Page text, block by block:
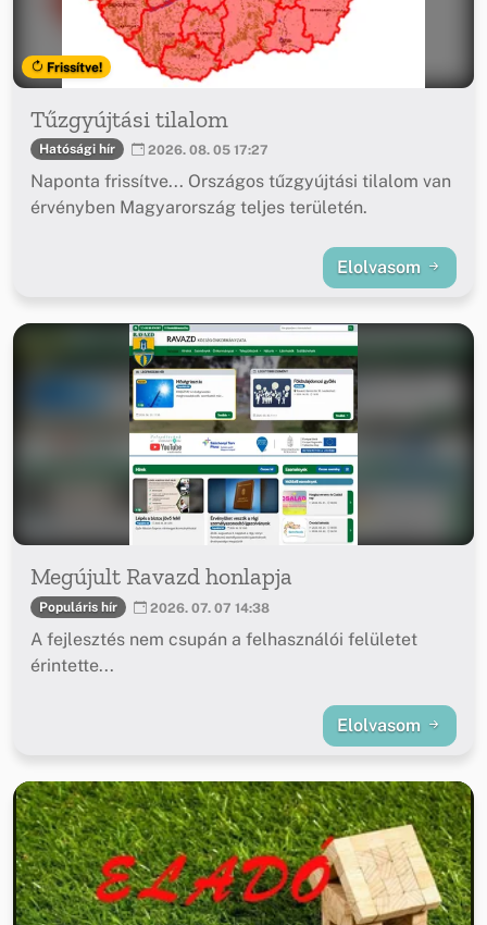
Frissítve!
Tűzgyújtási tilalom
Hatósági hír 2026. 08. 05 17:27
Naponta frissítve... Országos tűzgyújtási tilalom van
érvényben Magyarország teljes területén.
Elolvasom
Megújult Ravazd honlapja
Populáris hír 2026. 07. 07 14:38
A fejlesztés nem csupán a felhasználói felületet
érintette...
Elolvasom